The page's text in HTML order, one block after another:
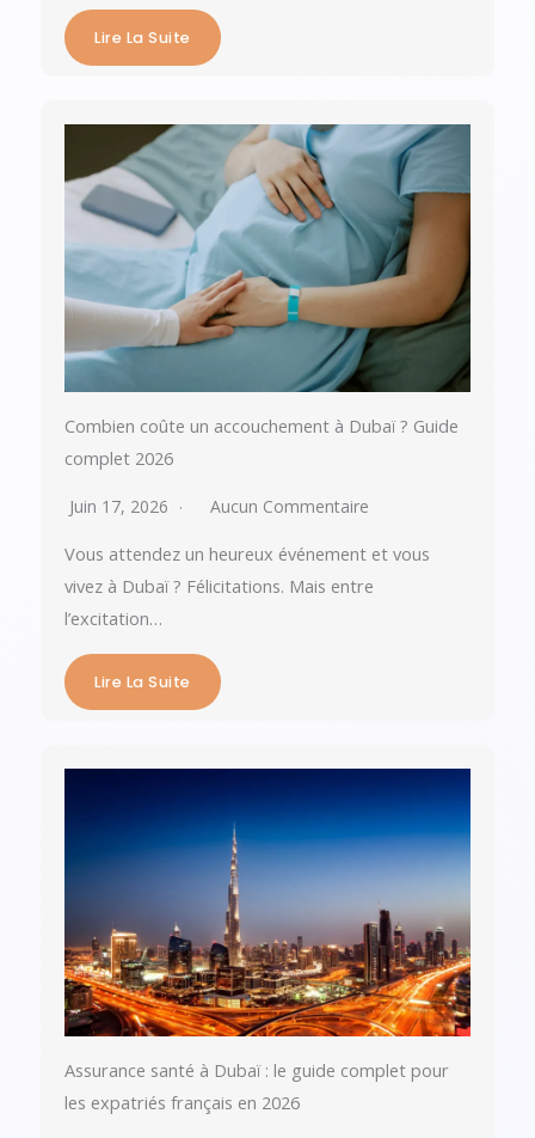
Lire La Suite
Combien coûte un accouchement à Dubaï ? Guide
complet 2026
Juin 17, 2026 Aucun Commentaire
Vous attendez un heureux événement et vous
vivez à Dubaï ? Félicitations. Mais entre
l’excitation…
Lire La Suite
Assurance santé à Dubaï : le guide complet pour
les expatriés français en 2026